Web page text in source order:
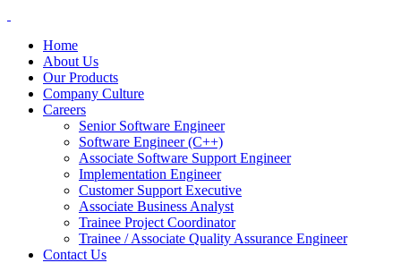
Home
About Us
Our Products
Company Culture
Careers
Senior Software Engineer
Software Engineer (C++)
Associate Software Support Engineer
Implementation Engineer
Customer Support Executive
Associate Business Analyst
Trainee Project Coordinator
Trainee / Associate Quality Assurance Engineer
Contact Us